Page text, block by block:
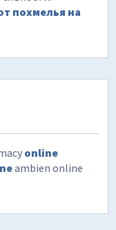
похмелья на
online
ambien online